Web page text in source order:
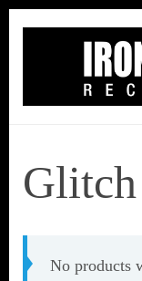
Glitch
No products